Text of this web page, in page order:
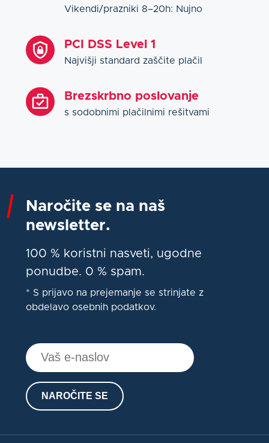
Vikendi/prazniki 8–20h: Nujno
PCI DSS Level 1
Najvišji standard zaščite plačil
Brezskrbno poslovanje
s sodobnimi plačilnimi rešitvami
Naročite se na naš
newsletter.
100 % koristni nasveti, ugodne
ponudbe. 0 % spam.
* S prijavo na prejemanje se strinjate z
obdelavo osebnih podatkov.
NAROČITE SE